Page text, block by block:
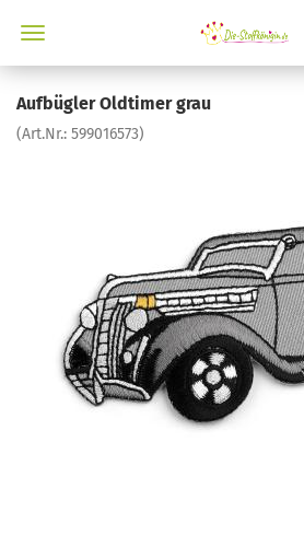
Aufbügler Oldtimer grau
(Art.Nr.: 599016573)